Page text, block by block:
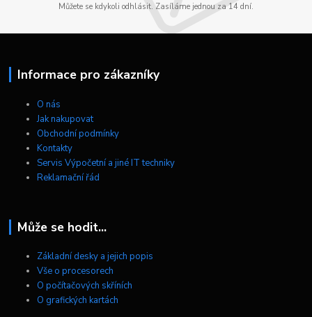
Můžete se kdykoli odhlásit. Zasíláme jednou za 14 dní.
Informace pro zákazníky
O nás
Jak nakupovat
Obchodní podmínky
Kontakty
Servis Výpočetní a jiné IT techniky
Reklamační řád
Může se hodit...
Základní desky a jejich popis
Vše o procesorech
O počítačových skříních
O grafických kartách